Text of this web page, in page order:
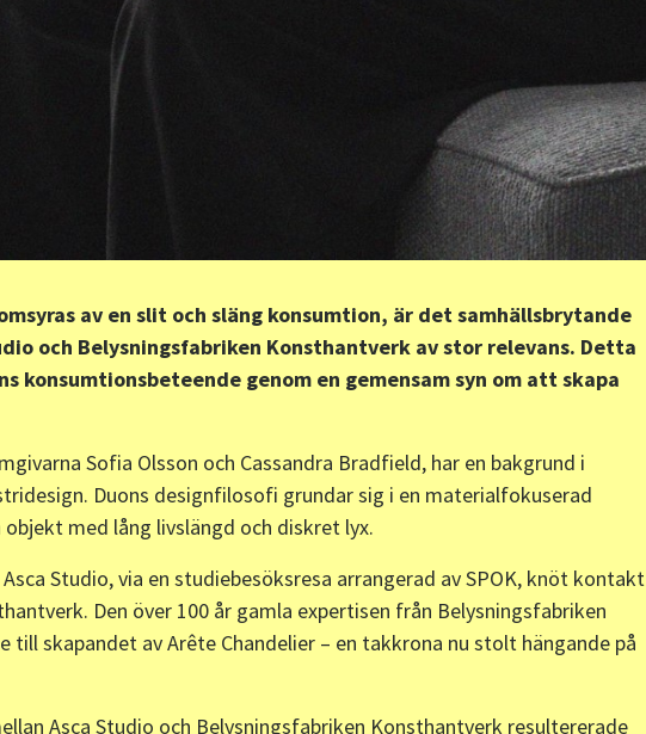
av en slit och släng konsumtion, är det samhällsbrytande
och Belysningsfabriken Konsthantverk av stor relevans. Detta
konsumtionsbeteende genom en gemensam syn om att skapa
Sofia Olsson och Cassandra Bradfield, har en bakgrund i
Duons designfilosofi grundar sig i en materialfokuserad
med lång livslängd och diskret lyx.
Studio, via en studiebesöksresa arrangerad av SPOK, knöt kontakt
Den över 100 år gamla expertisen från Belysningsfabriken
skapandet av Arête Chandelier – en takkrona nu stolt hängande på
Asca Studio och Belysningsfabriken Konsthantverk resultererade